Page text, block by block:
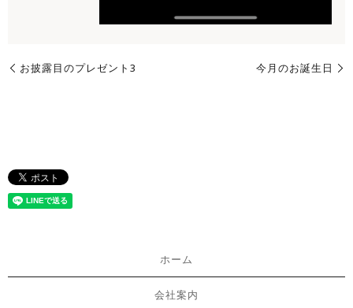
お披露目のプレゼント3 今月のお誕生日
ホーム
会社案内